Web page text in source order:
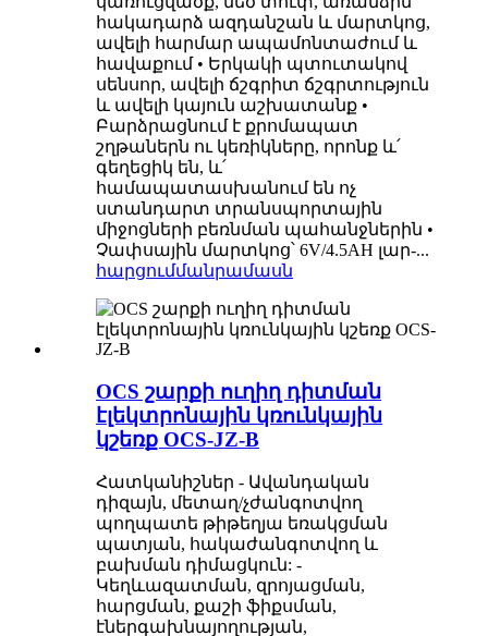
հակադարձ ազդանշան և մարտկոց,
ավելի հարմար ապամոնտաժում և
հավաքում • Երկակի պտուտակով
սենսոր, ավելի ճշգրիտ ճշգրտություն
և ավելի կայուն աշխատանք •
Բարձրացնում է քրոմապատ
շղթաներն ու կեռիկները, որոնք և՛
գեղեցիկ են, և՛
համապատասխանում են ոչ
ստանդարտ տրանսպորտային
միջոցների բեռնման պահանջներին •
Չափսային մարտկոց՝ 6V/4.5AH լար-...
հարցումմանրամասն
OCS շարքի ուղիղ դիտման
էլեկտրոնային կռունկային
կշեռք OCS-JZ-B
Հատկանիշներ - Ավանդական
դիզայն, մետաղ/չժանգոտվող
պողպատե թիթեղյա եռակցման
պատյան, հակաժանգոտվող և
բախման դիմացկուն: -
Կեղևազատման, զրոյացման,
հարցման, քաշի ֆիքսման,
էներգախնայողության,